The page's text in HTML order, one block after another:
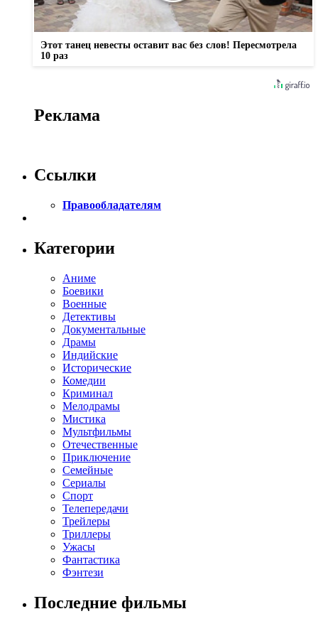
Этот танец невесты оставит вас без слов! Пересмотрела
10 раз
Реклама
Ссылки
Правообладателям
Категории
Аниме
Боевики
Военные
Детективы
Документальные
Драмы
Индийские
Исторические
Комедии
Криминал
Мелодрамы
Мистика
Мультфильмы
Отечественные
Приключение
Семейные
Сериалы
Спорт
Телепередачи
Трейлеры
Триллеры
Ужасы
Фантастика
Фэнтези
Последние фильмы